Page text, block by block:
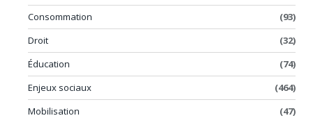
Consommation
(93)
Droit
(32)
Éducation
(74)
Enjeux sociaux
(464)
Mobilisation
(47)